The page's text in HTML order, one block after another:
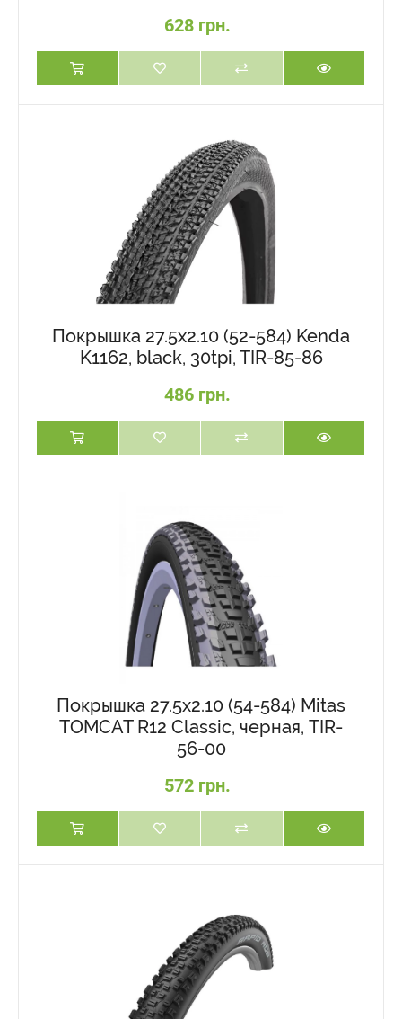
628 грн.
Покрышка 27.5x2.10 (52-584) Kenda
K1162, black, 30tpi, TIR-85-86
486 грн.
Покрышка 27.5x2.10 (54-584) Mitas
TOMCAT R12 Classic, черная, TIR-
56-00
572 грн.